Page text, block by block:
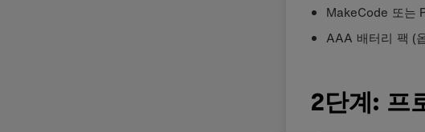
MakeCode 또는
AAA 배터리 팩 (
2단계: 프